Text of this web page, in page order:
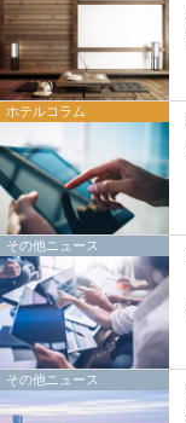
ホテルコラム
その他ニュース
その他ニュース